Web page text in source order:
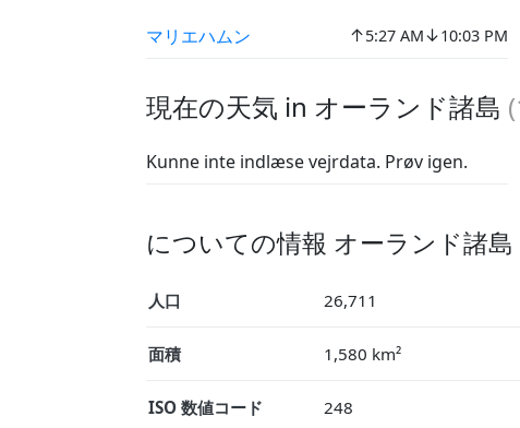
マリエハムン ↑5:27 AM↓10:03 PM
現在の天気 in オーランド諸島 (
Kunne inte indlæse vejrdata. Prøv igen.
についての情報 オーランド諸島
人口 26,711
面積 1,580 km²
ISO 数値コード 248